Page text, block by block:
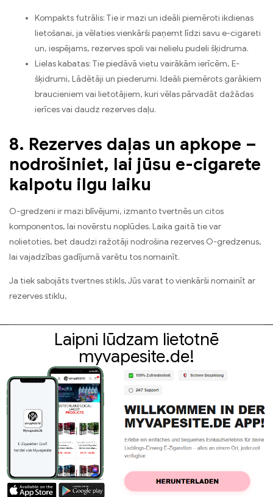
Kompakts futrālis: Tie ir mazi un ideāli piemēroti ikdienas
lietošanai, ja vēlaties vienkārši paņemt līdzi savu e-cigareti
un, iespējams, rezerves spoli vai nelielu pudeli šķidruma.
Lielas kabatas: Tie piedāvā vietu vairākām ierīcēm, E-
šķidrumi, Lādētāji un piederumi. Ideāli piemērots garākiem
braucieniem vai lietotājiem, kuri vēlas pārvadāt dažādas
ierīces vai daudz rezerves daļu.
8. Rezerves daļas un apkope –
nodrošiniet, lai jūsu e-cigarete
kalpotu ilgu laiku
O-gredzeni ir mazi blīvējumi, izmanto tvertnēs un citos
komponentos, lai novērstu noplūdes. Laika gaitā tie var
nolietoties, bet daudzi ražotāji nodrošina rezerves O-gredzenus,
lai vajadzības gadījumā varētu tos nomainīt.
Ja tiek sabojāts tvertnes stikls, Jūs varat to vienkārši nomainīt ar
rezerves stiklu,
Laipni lūdzam lietotnē
myvapesite.de!